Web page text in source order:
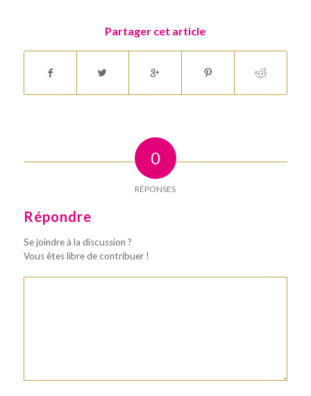
Partager cet article
0
RÉPONSES
Répondre
Se joindre à la discussion ?
Vous êtes libre de contribuer !